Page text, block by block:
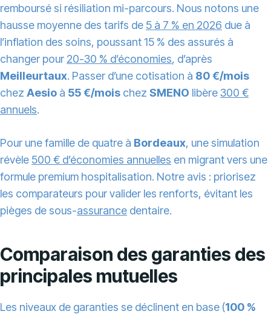
remboursé si résiliation mi-parcours. Nous notons une
hausse moyenne des tarifs de 5 à 7 % en 2026 due à
l’inflation des soins, poussant 15 % des assurés à
changer pour 20-30 % d’économies, d’après
Meilleurtaux. Passer d’une cotisation à 80 €/mois
chez Aesio à 55 €/mois chez SMENO libère300 €
annuels.
Pour une famille de quatre à Bordeaux, une simulation
révèle 500 € d’économies annuelles en migrant vers une
formule premium hospitalisation. Notre avis : priorisez
les comparateurs pour valider les renforts, évitant les
pièges de sous-assurance dentaire.
Comparaison des garanties des
principales mutuelles
Les niveaux de garanties se déclinent en base (100 %